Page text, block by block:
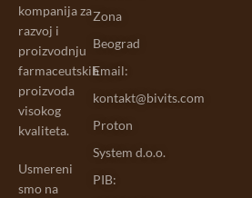
kompanija za
razvoj i
proizvodnju
farmaceutskih
proizvoda
visokog
kvaliteta.
Usmereni
smo na
Zona
Beograd
Email:
kontakt@bivits.com
Proton
System d.o.o.
PIB: